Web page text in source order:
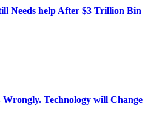
Needs help After $3 Trillion Bin
Wrongly. Technology will Change